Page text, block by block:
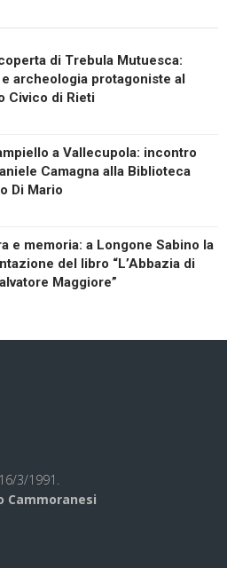
di Trebula Mutuesca:
archeologia protagoniste al
Civico di Rieti
a Vallecupola: incontro
Camagna alla Biblioteca
Di Mario
e memoria: a Longone Sabino la
del libro “L’Abbazia di
Maggiore”
3/1991.
Cammoranesi